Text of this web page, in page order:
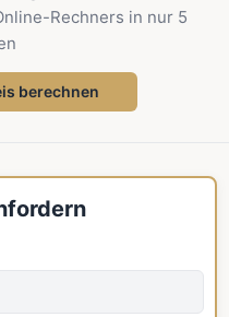
Rechners in nur 5
berechnen